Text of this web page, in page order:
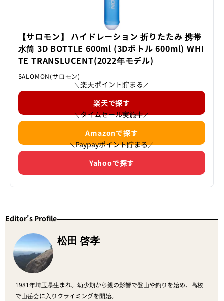
【サロモン】 ハイドレーション 折りたたみ 携帯
水筒 3D BOTTLE 600ml (3Dボトル 600ml) WHI
TE TRANSLUCENT(2022年モデル)
SALOMON(サロモン)
＼ 楽天ポイント貯まる ／
楽天で探す
＼タイムセール実施中／
Amazonで探す
＼Paypayポイント貯まる／
Yahooで探す
Editor's Profile
松田 啓孝
1981年埼玉県生まれ。幼少期から親の影響で登山や釣りを始め、高校
で山岳会に入りクライミングを開始。